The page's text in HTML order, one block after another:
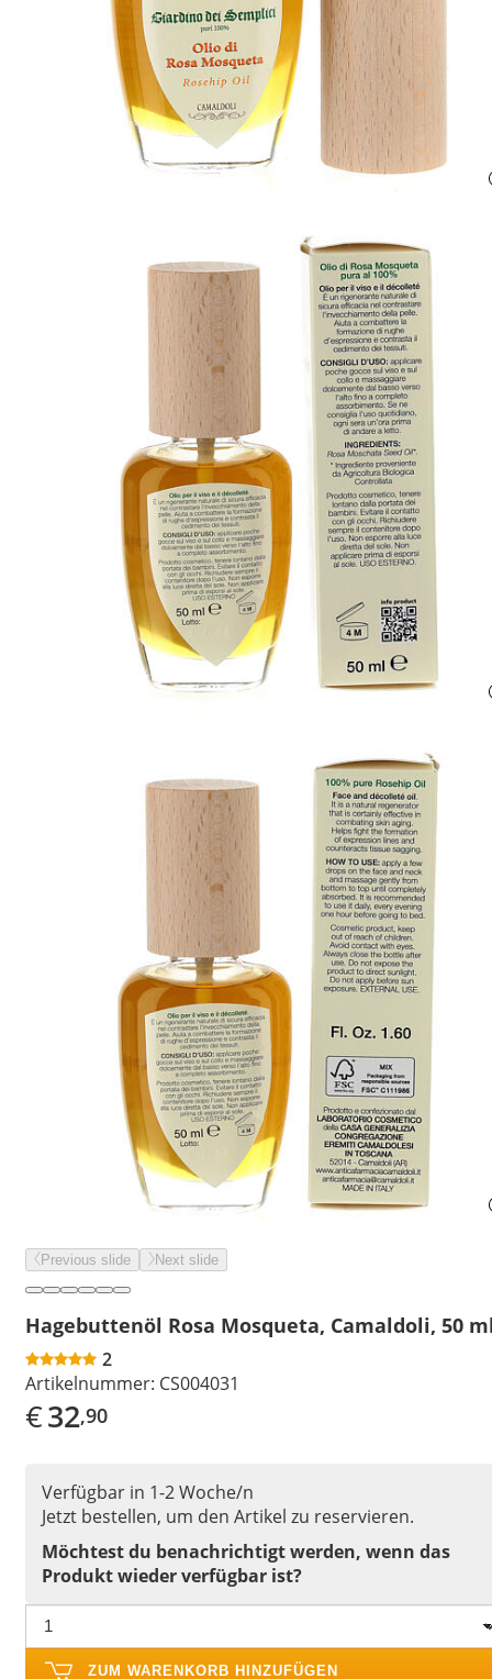
Previous slide Next slide
Hagebuttenöl Rosa Mosqueta, Camaldoli, 50
2
Artikelnummer: CS004031
€32,90
Verfügbar in 1-2 Woche/n
Jetzt bestellen, um den Artikel zu reservieren.
Möchtest du benachrichtigt werden, wenn das
Produkt wieder verfügbar ist?
ZUM WARENKORB HINZUFÜGEN